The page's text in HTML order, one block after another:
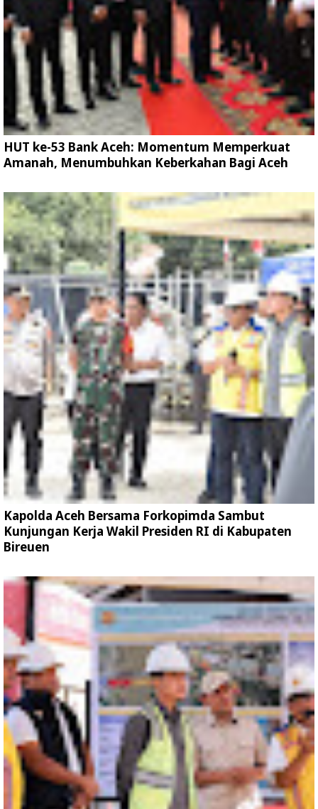
HUT ke-53 Bank Aceh: Momentum Memperkuat
Amanah, Menumbuhkan Keberkahan Bagi Aceh
Kapolda Aceh Bersama Forkopimda Sambut
Kunjungan Kerja Wakil Presiden RI di Kabupaten
Bireuen